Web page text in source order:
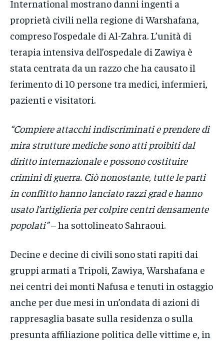
International mostrano danni ingenti a
proprietà civili nella regione di Warshafana,
compreso l’ospedale di Al-Zahra. L’unità di
terapia intensiva dell’ospedale di Zawiya è
stata centrata da un razzo che ha causato il
ferimento di 10 persone tra medici, infermieri,
pazienti e visitatori.
“Compiere attacchi indiscriminati e prendere di
mira strutture mediche sono atti proibiti dal
diritto internazionale e possono costituire
crimini di guerra. Ciò nonostante, tutte le parti
in conflitto hanno lanciato razzi grad e hanno
usato l’artiglieria per colpire centri densamente
popolati”– ha sottolineato Sahraoui.
Decine e decine di civili sono stati rapiti dai
gruppi armati a Tripoli, Zawiya, Warshafana e
nei centri dei monti Nafusa e tenuti in ostaggio
anche per due mesi in un’ondata di azioni di
rappresaglia basate sulla residenza o sulla
presunta affiliazione politica delle vittime e, in